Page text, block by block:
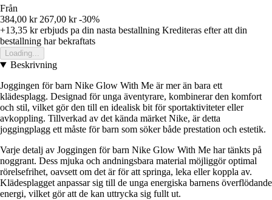
Från
384,00 kr 267,00 kr -30%
+13,35 krerbjuds pa din nasta bestallning Krediteras efter att din
bestallning har bekraftats
Loading...
Beskrivning
Joggingen för barn Nike Glow With Me är mer än bara ett
klädesplagg. Designad för unga äventyrare, kombinerar den komfort
och stil, vilket gör den till en idealisk bit för sportaktiviteter eller
avkoppling. Tillverkad av det kända märket Nike, är detta
joggingplagg ett måste för barn som söker både prestation och estetik.
Varje detalj av Joggingen för barn Nike Glow With Me har tänkts på
noggrant. Dess mjuka och andningsbara material möjliggör optimal
rörelsefrihet, oavsett om det är för att springa, leka eller koppla av.
Klädesplagget anpassar sig till de unga energiska barnens överflödande
energi, vilket gör att de kan uttrycka sig fullt ut.